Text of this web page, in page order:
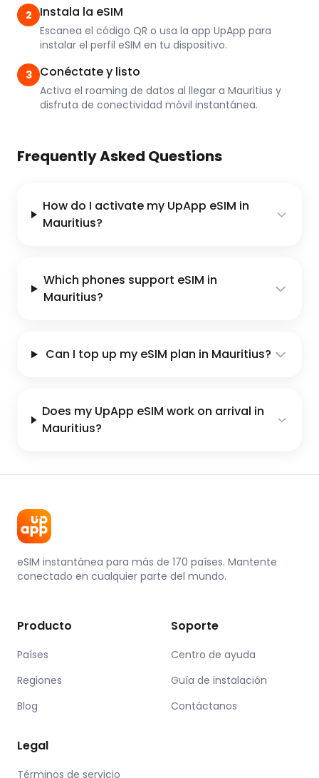
2 Instala la eSIM
Escanea el código QR o usa la app UpApp para
instalar el perfil eSIM en tu dispositivo.
3 Conéctate y listo
Activa el roaming de datos al llegar a Mauritius y
disfruta de conectividad móvil instantánea.
Frequently Asked Questions
How do I activate my UpApp eSIM in
Mauritius?
Which phones support eSIM in
Mauritius?
Can I top up my eSIM plan in Mauritius?
Does my UpApp eSIM work on arrival in
Mauritius?
eSIM instantánea para más de 170 países. Mantente
conectado en cualquier parte del mundo.
Producto
Países
Regiones
Blog
Soporte
Centro de ayuda
Guía de instalación
Contáctanos
Legal
Términos de servicio